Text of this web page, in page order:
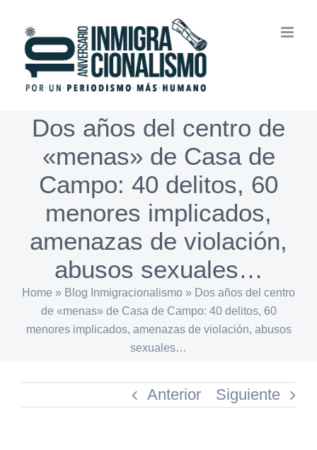
contenido
Dos años del centro de
«menas» de Casa de
Campo: 40 delitos, 60
menores implicados,
amenazas de violación,
abusos sexuales…
Home » Blog Inmigracionalismo » Dos años del centro
de «menas» de Casa de Campo: 40 delitos, 60
menores implicados, amenazas de violación, abusos
sexuales…
Anterior Siguiente